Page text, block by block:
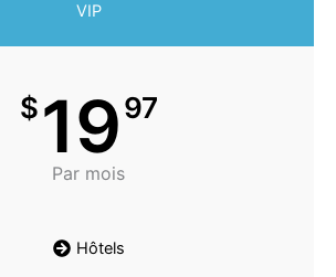
VIP
$1997
Par mois
Hôtels